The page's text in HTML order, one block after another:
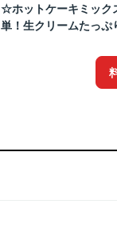
☆ホットケーキミック
単！生クリームたっぷ